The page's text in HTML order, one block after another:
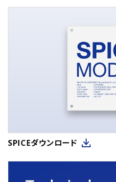
SPICEダウンロード